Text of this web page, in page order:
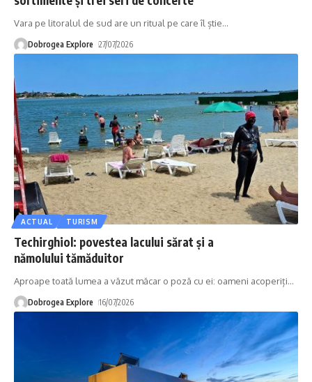
Vara pe litoralul de sud are un ritual pe care îl știe…
Dobrogea Explore 27/07/2026
ACTUAL TURISM
Techirghiol: povestea lacului sărat și a
nămolului tămăduitor
Aproape toată lumea a văzut măcar o poză cu ei: oameni acoperiți…
Dobrogea Explore 16/07/2026